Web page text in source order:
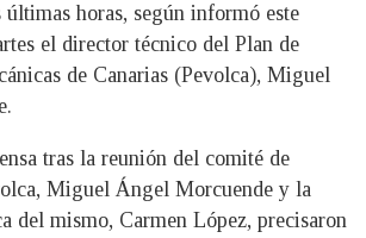
últimas horas, según informó este
el director técnico del Plan de
de Canarias (Pevolca), Miguel
tras la reunión del comité de
Miguel Ángel Morcuende y la
del mismo, Carmen López, precisaron